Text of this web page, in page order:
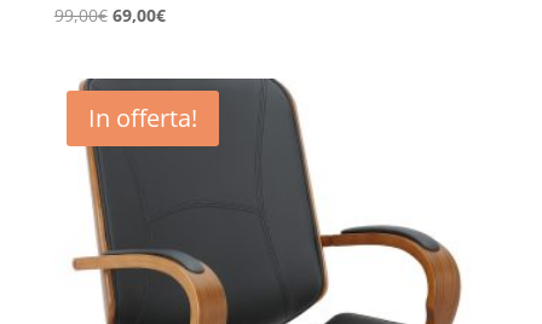
99,00€ Il
era:
99,00€.
69,00€Il
è:
69,00€.
In offerta!